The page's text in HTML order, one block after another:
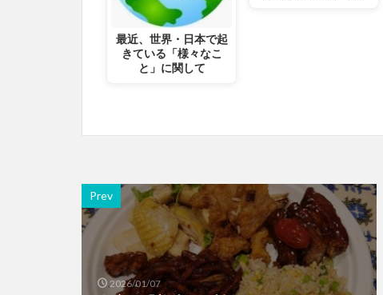
最近、世界・日本で起
きている「様々なこ
と」に関して
Prev
2026/01/07